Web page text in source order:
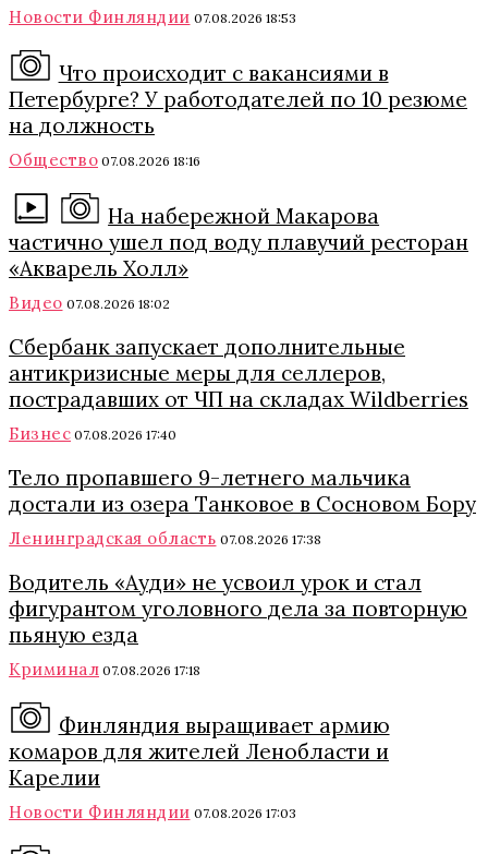
Новости Финляндии 07.08.2026 18:53
Что происходит с вакансиями в
Петербурге? У работодателей по 10 резюме
на должность
Общество 07.08.2026 18:16
На набережной Макарова
частично ушел под воду плавучий ресторан
«Акварель Холл»
Видео 07.08.2026 18:02
Сбербанк запускает дополнительные
антикризисные меры для селлеров,
пострадавших от ЧП на складах Wildberries
Бизнес 07.08.2026 17:40
Тело пропавшего 9-летнего мальчика
достали из озера Танковое в Сосновом Бору
Ленинградская область 07.08.2026 17:38
Водитель «Ауди» не усвоил урок и стал
фигурантом уголовного дела за повторную
пьяную езда
Криминал 07.08.2026 17:18
Финляндия выращивает армию
комаров для жителей Ленобласти и
Карелии
Новости Финляндии 07.08.2026 17:03